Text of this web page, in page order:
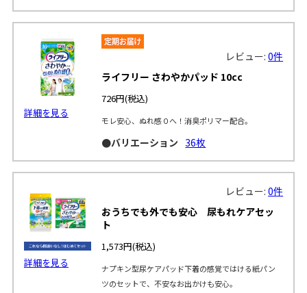
詳細を見る
レビュー:0件
ライフリー さわやかパッド 10cc
726円(税込)
モレ安心、ぬれ感０へ！消臭ポリマー配合。
●バリエーション 36枚
詳細を見る
レビュー:0件
おうちでも外でも安心 尿もれケアセッ
ト
1,573円(税込)
ナプキン型尿ケアパッド下着の感覚ではける紙パン
ツのセットで、不安なお出かけも安心。